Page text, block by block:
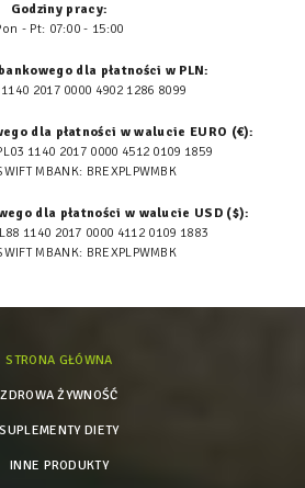
Godziny pracy:
- Pt: 07:00 - 15:00
dla płatności w PLN:
2017 0000 4902 1286 8099
dla płatności w walucie EURO (€):
1140 2017 0000 4512 0109 1859
MBANK: BREXPLPWMBK
dla płatności w walucie USD ($):
1140 2017 0000 4112 0109 1883
MBANK: BREXPLPWMBK
STRONA GŁÓWNA
ZDROWA ŻYWNOŚĆ
SUPLEMENTY DIETY
INNE PRODUKTY